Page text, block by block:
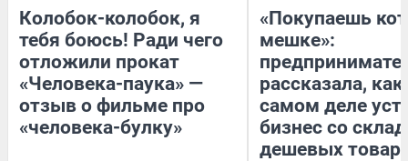
Колобок-колобок, я
тебя боюсь! Ради чего
отложили прокат
«Человека-паука» —
отзыв о фильме про
«человека-булку»
«Покупаешь
мешке»:
рассказала, как
самом деле
бизнес со
дешевых